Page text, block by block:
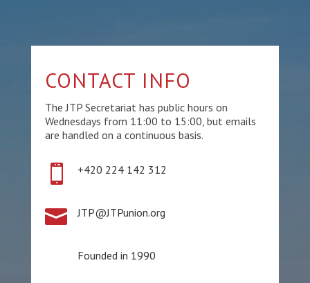
CONTACT INFO
The JTP Secretariat has public hours on
Wednesdays from 11:00 to 15:00, but emails
are handled on a continuous basis.
 +420 224 142 312
 JTP@JTPunion.org
Founded in 1990